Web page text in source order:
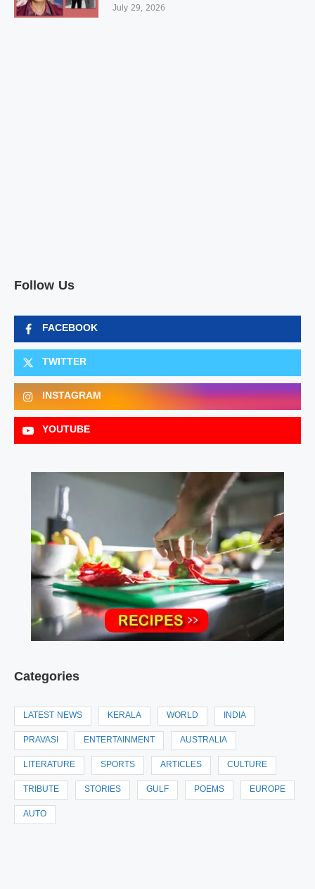
July 29, 2026
Follow Us
FACEBOOK
TWITTER
INSTAGRAM
YOUTUBE
Categories
LATEST NEWS KERALA WORLD INDIA
PRAVASI ENTERTAINMENT AUSTRALIA
LITERATURE SPORTS ARTICLES CULTURE
TRIBUTE STORIES GULF POEMS EUROPE
AUTO